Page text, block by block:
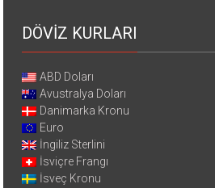
DÖVİZ KURLARI
ABD Doları
Avustralya Doları
Danimarka Kronu
Euro
İngiliz Sterlini
İsviçre Frangı
İsveç Kronu